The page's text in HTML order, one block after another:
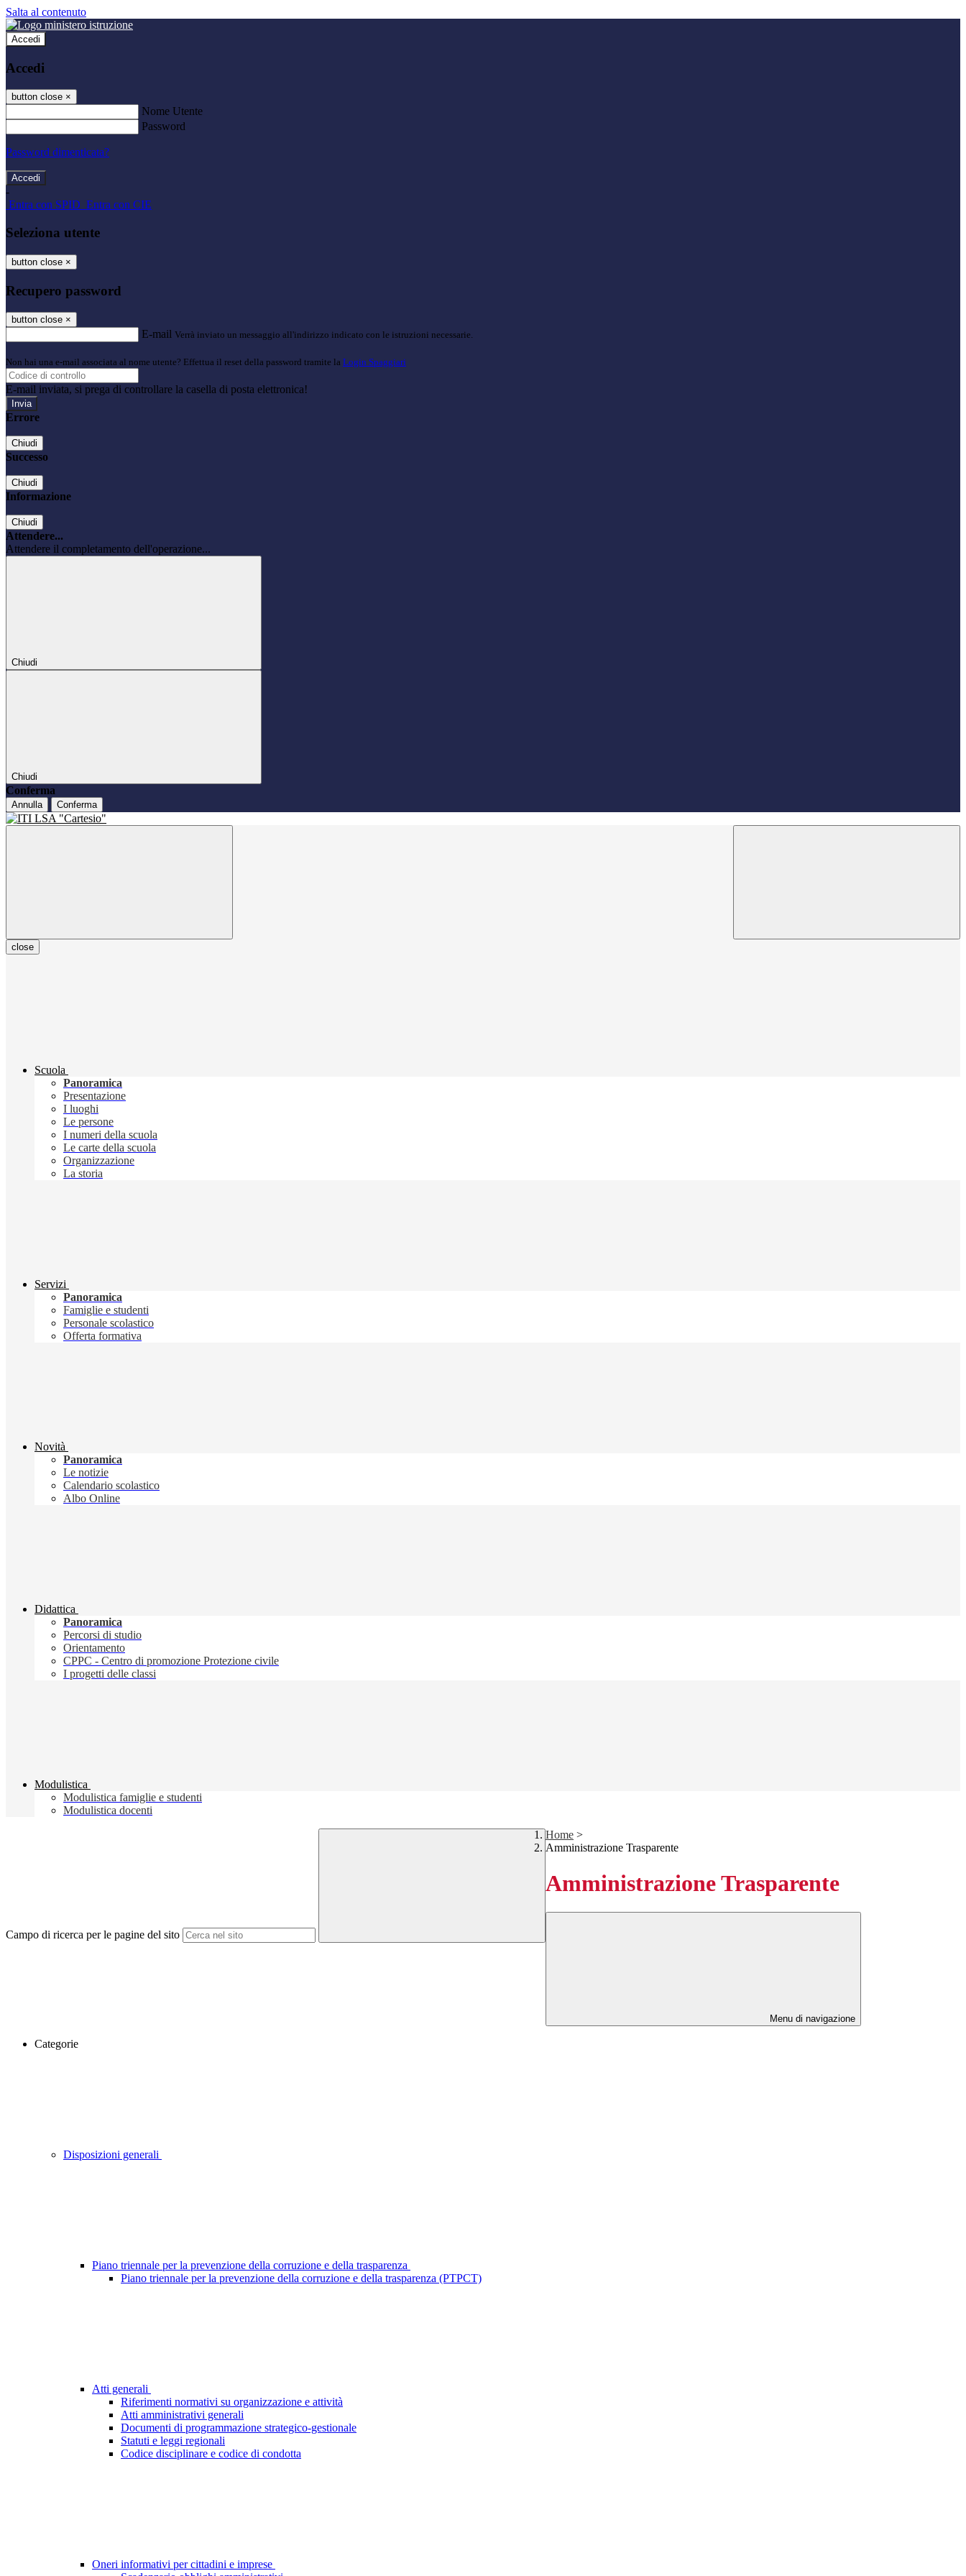
Salta al contenuto
Accedi
Accedi
button close ×
Nome Utente
Password
Password dimenticata?
-
Entra con SPID Entra con CIE
Seleziona utente
button close ×
Recupero password
button close ×
E-mail Verrà inviato un messaggio all'indirizzo indicato con le istruzioni necessarie.
Non hai una e-mail associata al nome utente? Effettua il reset della password tramite la Login Spaggiari
E-mail inviata, si prega di controllare la casella di posta elettronica!
Errore
Chiudi
Successo
Chiudi
Informazione
Chiudi
Attendere...
Attendere il completamento dell'operazione...
Chiudi
Chiudi
Conferma
Annulla Conferma
close
Scuola
Panoramica
Presentazione
I luoghi
Le persone
I numeri della scuola
Le carte della scuola
Organizzazione
La storia
Servizi
Panoramica
Famiglie e studenti
Personale scolastico
Offerta formativa
Novità
Panoramica
Le notizie
Calendario scolastico
Albo Online
Didattica
Panoramica
Percorsi di studio
Orientamento
CPPC - Centro di promozione Protezione civile
I progetti delle classi
Modulistica
Modulistica famiglie e studenti
Modulistica docenti
Campo di ricerca per le pagine del sito
Home >
Amministrazione Trasparente
Amministrazione Trasparente
Menu di navigazione
Categorie
Disposizioni generali
Piano triennale per la prevenzione della corruzione e della trasparenza
Piano triennale per la prevenzione della corruzione e della trasparenza (PTPCT)
Atti generali
Riferimenti normativi su organizzazione e attività
Atti amministrativi generali
Documenti di programmazione strategico-gestionale
Statuti e leggi regionali
Codice disciplinare e codice di condotta
Oneri informativi per cittadini e imprese